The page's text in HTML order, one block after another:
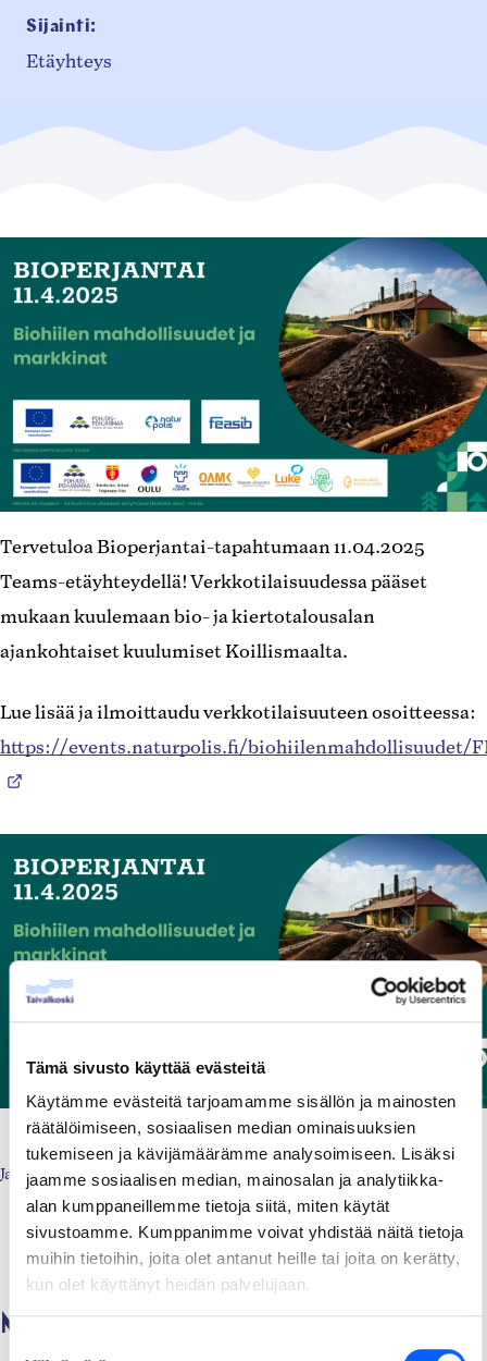
Tämä sivusto käyttää evästeitä
Käytämme evästeitä tarjoamamme sisällön ja mainosten
räätälöimiseen, sosiaalisen median ominaisuuksien
tukemiseen ja kävijämäärämme analysoimiseen. Lisäksi
jaamme sosiaalisen median, mainosalan ja analytiikka-
alan kumppaneillemme tietoja siitä, miten käytät
sivustoamme. Kumppanimme voivat yhdistää näitä tietoja
muihin tietoihin, joita olet antanut heille tai joita on kerätty,
kun olet käyttänyt heidän palvelujaan.
Sijainti:
Etäyhteys
Tervetuloa Bioperjantai-tapahtumaan 11.04.2025
Teams-etäyhteydellä! Verkkotilaisuudessa pääset
mukaan kuulemaan bio- ja kiertotalousalan
ajankohtaiset kuulumiset Koillismaalta.
Lue lisää ja ilmoittaudu verkkotilaisuuteen osoitteessa:
https://events.naturpolis.fi/biohiilenmahdollisuudet/
Jaa:
Jaa
Facebookissa
(Avautuu
uuteen
välilehteen)
Jaa
Twitterissä
(Avautuu
uuteen
välilehteen)
Jaa
LinkedInissä
(Avautuu
uuteen
välilehteen)
https://taivalkoski.fi/
biohiilen-
mahdollisuudet-
ja-
markkinat/
Kopioi
linkki
leikepöydälle
Muut tulevat tapahtumat